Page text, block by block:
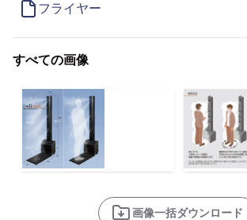
フライヤー
すべての画像
画像一括ダウンロード